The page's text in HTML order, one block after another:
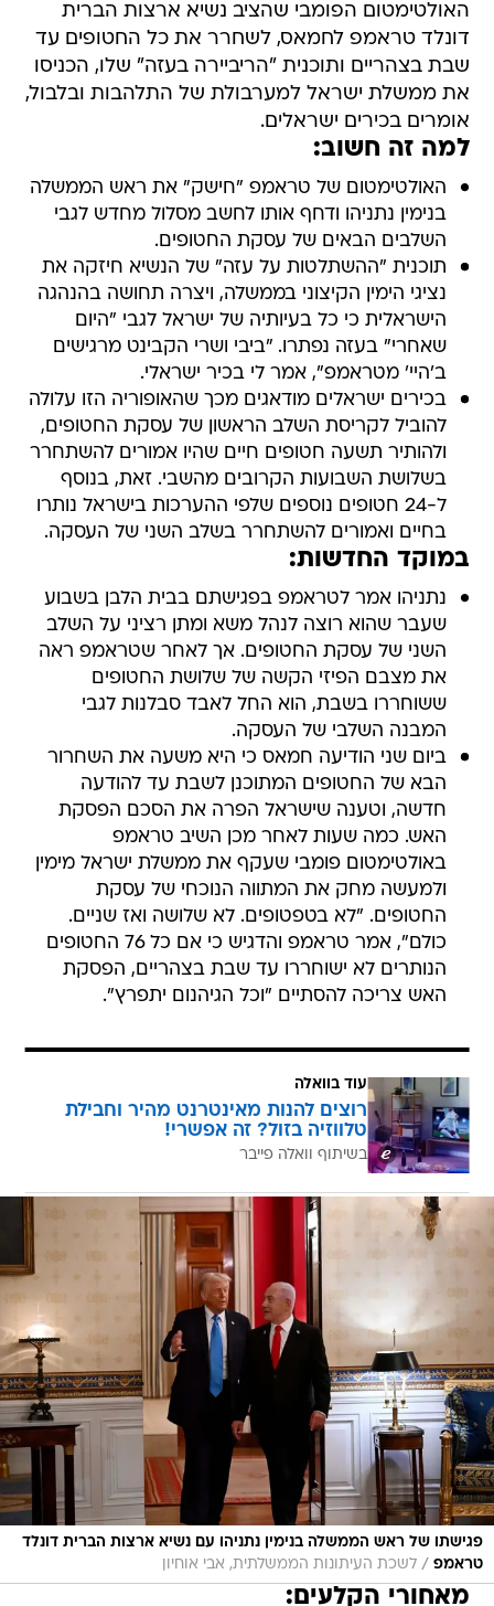
האולטימטום הפומבי שהציב נשיא ארצות הברית
דונלד טראמפ לחמאס, לשחרר את כל החטופים עד
שבת בצהריים ותוכנית "הריביירה בעזה" שלו, הכניסו
את ממשלת ישראל למערבולת של התלהבות ובלבול,
אומרים בכירים ישראלים.
למה זה חשוב:
האולטימטום של טראמפ "חישק" את ראש הממשלה
בנימין נתניהו ודחף אותו לחשב מסלול מחדש לגבי
השלבים הבאים של עסקת החטופים.
תוכנית "ההשתלטות על עזה" של הנשיא חיזקה את
נציגי הימין הקיצוני בממשלה, ויצרה תחושה בהנהגה
הישראלית כי כל בעיותיה של ישראל לגבי "היום
שאחרי" בעזה נפתרו. "ביבי ושרי הקבינט מרגישים
ב'היי' מטראמפ", אמר לי בכיר ישראלי.
בכירים ישראלים מודאגים מכך שהאופוריה הזו עלולה
להוביל לקריסת השלב הראשון של עסקת החטופים,
ולהותיר תשעה חטופים חיים שהיו אמורים להשתחרר
בשלושת השבועות הקרובים מהשבי. זאת, בנוסף
ל-24 חטופים נוספים שלפי ההערכות בישראל נותרו
בחיים ואמורים להשתחרר בשלב השני של העסקה.
במוקד החדשות:
נתניהו אמר לטראמפ בפגישתם בבית הלבן בשבוע
שעבר שהוא רוצה לנהל משא ומתן רציני על השלב
השני של עסקת החטופים. אך לאחר שטראמפ ראה
את מצבם הפיזי הקשה של שלושת החטופים
ששוחררו בשבת, הוא החל לאבד סבלנות לגבי
המבנה השלבי של העסקה.
ביום שני הודיעה חמאס כי היא משעה את השחרור
הבא של החטופים המתוכנן לשבת עד להודעה
חדשה, וטענה שישראל הפרה את הסכם הפסקת
האש. כמה שעות לאחר מכן השיב טראמפ
באולטימטום פומבי שעקף את ממשלת ישראל מימין
ולמעשה מחק את המתווה הנוכחי של עסקת
החטופים. "לא בטפטופים. לא שלושה ואז שניים.
כולם", אמר טראמפ והדגיש כי אם כל 76 החטופים
הנותרים לא ישוחררו עד שבת בצהריים, הפסקת
האש צריכה להסתיים "וכל הגיהנום יתפרץ".
עוד בוואלה
רוצים להנות מאינטרנט מהיר וחבילת
טלווזיה בזול? זה אפשרי!
בשיתוף וואלה פייבר
פגישתו של ראש הממשלה בנימין נתניהו עם נשיא ארצות הברית דונלד
טראמפ / לשכת העיתונות הממשלתית, אבי אוחיון
מאחורי הקלעים: